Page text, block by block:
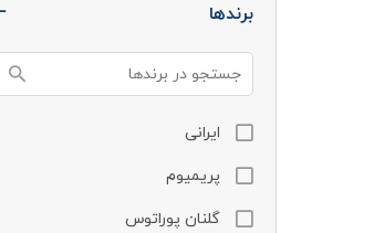
برندها
ایرانی
پریمیوم
گلنان پوراتوس